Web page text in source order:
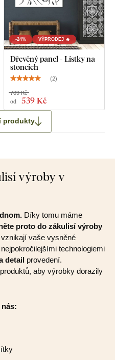
-24% VÝPRODEJ 🔥
Dřevěný panel - Lístky na
stoncích
(2)
od 539 Kč
709 Kč
produkty
výroby v
Díky tomu máme
proto do zákulisí výroby
vaše vysněné
technologiemi
detail provedení.
aby výrobky dorazily